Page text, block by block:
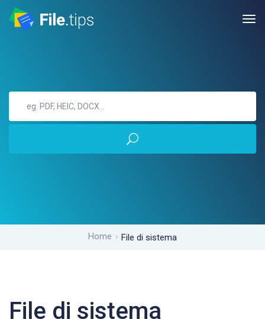
Home File di sistema
File di sistema